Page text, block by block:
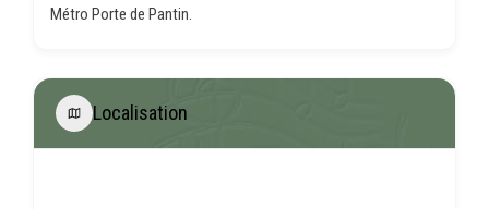
Métro Porte de Pantin.
Localisation